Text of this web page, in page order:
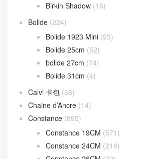
Birkin (1,945)
Birkin 20cm
Birkin 25CM (1,228)
Birkin 30CM (595)
Birkin 35CM (84)
Birkin 40CM (24)
Birkin Shadow
Bolide(224)
Bolide 1923 Mini
Bolide 25cm(52)
bolide 27cm(74)